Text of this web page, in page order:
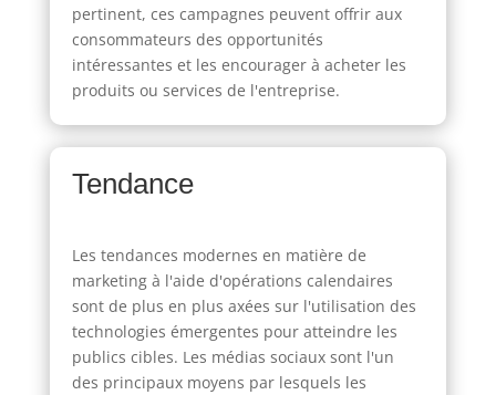
pertinent, ces campagnes peuvent offrir aux
consommateurs des opportunités
intéressantes et les encourager à acheter les
produits ou services de l'entreprise.
Tendance
Les tendances modernes en matière de
marketing à l'aide d'opérations calendaires
sont de plus en plus axées sur l'utilisation des
technologies émergentes pour atteindre les
publics cibles. Les médias sociaux sont l'un
des principaux moyens par lesquels les